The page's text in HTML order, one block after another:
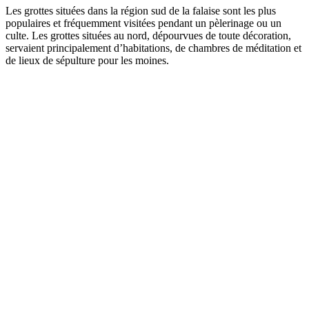
Les grottes situées dans la région sud de la falaise sont les plus
populaires et fréquemment visitées pendant un pèlerinage ou un
culte. Les grottes situées au nord, dépourvues de toute décoration,
servaient principalement d’habitations, de chambres de méditation et
de lieux de sépulture pour les moines.